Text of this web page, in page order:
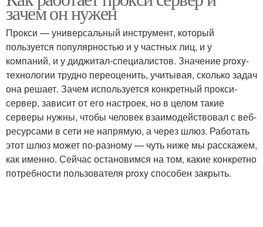
зачем он нужен
Прокси — универсальный инструмент, который
пользуется популярностью и у частных лиц, и у
компаний, и у диджитал-специалистов. Значение proxy-
технологии трудно переоценить, учитывая, сколько задач
она решает. Зачем используется конкретный прокси-
сервер, зависит от его настроек, но в целом такие
серверы нужны, чтобы человек взаимодействовал с веб-
ресурсами в сети не напрямую, а через шлюз. Работать
этот шлюз может по-разному — чуть ниже мы расскажем,
как именно. Сейчас остановимся на том, какие конкретно
потребности пользователя proxy способен закрыть.